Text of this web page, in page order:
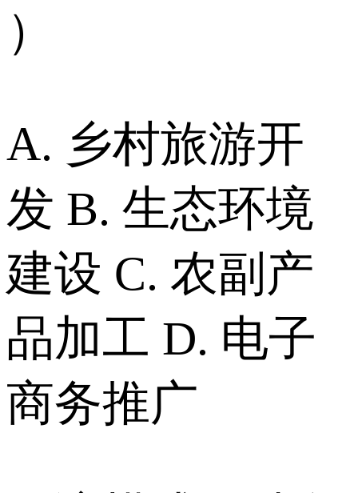
）
A. 乡村旅游开
发 B. 生态环境
建设 C. 农副产
品加工 D. 电子
商务推广